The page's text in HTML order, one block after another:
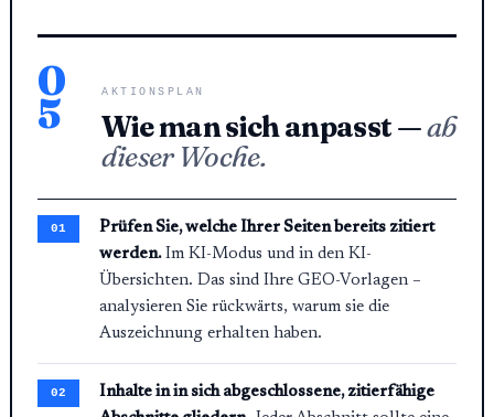
0
5 AKTIONSPLAN
Wie man sich anpasst —ab
dieser Woche.
Prüfen Sie, welche Ihrer Seiten bereits zitiert
werden.Im KI-Modus und in den KI-
Übersichten. Das sind Ihre GEO-Vorlagen –
analysieren Sie rückwärts, warum sie die
Auszeichnung erhalten haben.
Inhalte in in sich abgeschlossene, zitierfähige